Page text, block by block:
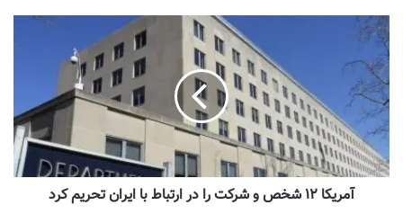
آمریکا ۱۲ شخص و شرکت را در ارتباط با ایران تحریم کرد